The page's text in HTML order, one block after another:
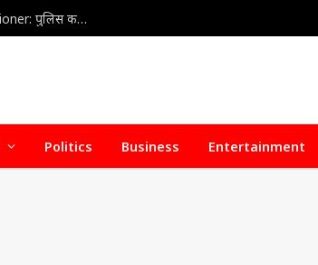
Home Health Care Association meets with Police Commissioner: पुलिस कमिश्नर से होम हेल्थ केयर वेलफेयर एसोसिएशन की अहम बैठक, डिफॉल्टर होम हेल्थ केयर एजेंसियों पर जल्द हो सकती है सख्त कार्रवाई
Politics Business Entertainment